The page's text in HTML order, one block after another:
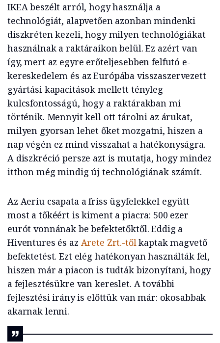
IKEA beszélt arról, hogy használja a
technológiát, alapvetően azonban mindenki
diszkréten kezeli, hogy milyen technológiákat
használnak a raktáraikon belül. Ez azért van
így, mert az egyre erőteljesebben felfutó e-
kereskedelem és az Európába visszaszervezett
gyártási kapacitások mellett tényleg
kulcsfontosságú, hogy a raktárakban mi
történik. Mennyit kell ott tárolni az árukat,
milyen gyorsan lehet őket mozgatni, hiszen a
nap végén ez mind visszahat a hatékonyságra.
A diszkréció persze azt is mutatja, hogy mindez
itthon még mindig új technológiának számít.
Az Aeriu csapata a friss ügyfelekkel együtt
most a tőkéért is kiment a piacra: 500 ezer
eurót vonnának be befektetőktől. Eddig a
Hiventures és az Arete Zrt.-től kaptak magvető
befektetést. Ezt elég hatékonyan használták fel,
hiszen már a piacon is tudták bizonyítani, hogy
a fejlesztésükre van kereslet. A további
fejlesztési irány is előttük van már: okosabbak
akarnak lenni.